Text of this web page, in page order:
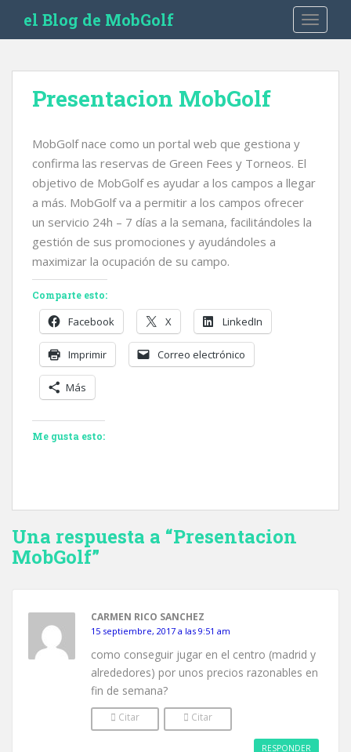
i
el Blog de MobGolf
Presentacion MobGolf
MobGolf nace como un portal web que gestiona y
confirma las reservas de Green Fees y Torneos. El
objetivo de MobGolf es ayudar a los campos a llegar
a más. MobGolf va a permitir a los campos ofrecer
un servicio 24h – 7 días a la semana, facilitándoles la
gestión de sus promociones y ayudándoles a
maximizar la ocupación de su campo.
Comparte esto:
Facebook X LinkedIn
Imprimir Correo electrónico
Más
Me gusta esto:
Una respuesta a “Presentacion
MobGolf”
CARMEN RICO SANCHEZ
15 septiembre, 2017 a las 9:51 am
como conseguir jugar en el centro (madrid y
alrededores) por unos precios razonables en
fin de semana?
Citar
Comentario
Citar
Comentario
RESPONDER